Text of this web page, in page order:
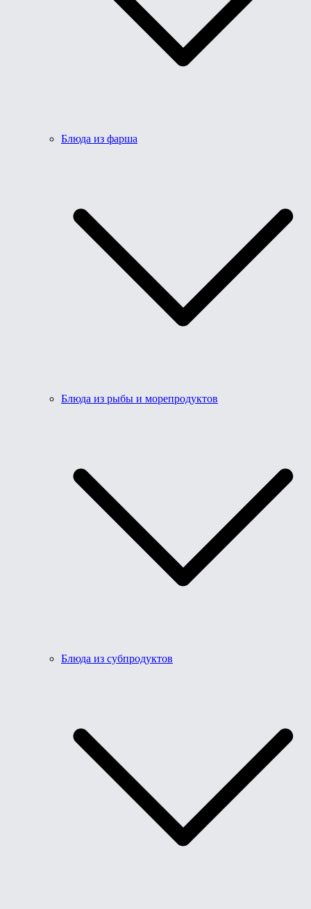
Блюда из фарша
Блюда из рыбы и морепродуктов
Блюда из субпродуктов